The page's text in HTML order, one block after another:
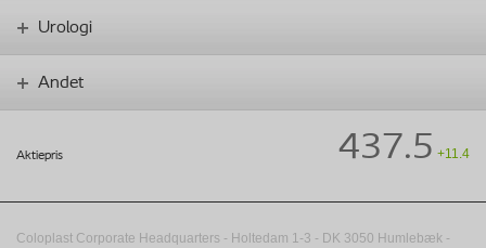
Urologi
Andet
Aktiepris 437.5 +11.4
Coloplast Corporate Headquarters - Holtedam 1-3 - DK 3050 Humlebæk -